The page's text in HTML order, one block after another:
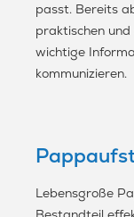
passt. Bereits
praktischen
wichtige
kommunizieren.
Lebensgroße